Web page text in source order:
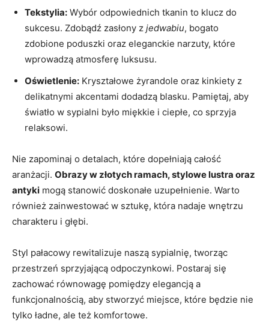
Tekstylia: Wybór odpowiednich tkanin to klucz do
sukcesu. Zdobądź zasłony z jedwabiu, bogato
zdobione poduszki oraz eleganckie narzuty, które
wprowadzą atmosferę luksusu.
Oświetlenie: Kryształowe żyrandole oraz kinkiety z
delikatnymi akcentami dodadzą blasku. Pamiętaj, aby
światło w sypialni było miękkie i ciepłe, co sprzyja
relaksowi.
Nie zapominaj o detalach, które dopełniają całość
aranżacji. Obrazy w złotych ramach, stylowe lustra oraz
antyki mogą stanowić doskonałe uzupełnienie. Warto
również zainwestować w sztukę, która nadaje wnętrzu
charakteru i głębi.
Styl pałacowy rewitalizuje naszą sypialnię, tworząc
przestrzeń sprzyjającą odpoczynkowi. Postaraj się
zachować równowagę pomiędzy elegancją a
funkcjonalnością, aby stworzyć miejsce, które będzie nie
tylko ładne, ale też komfortowe.